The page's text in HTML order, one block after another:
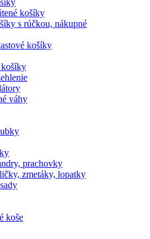
košíky
s rúčkou, nákupné
košíky
košíky
váhy
prachovky
zmetáky, lopatky
koše